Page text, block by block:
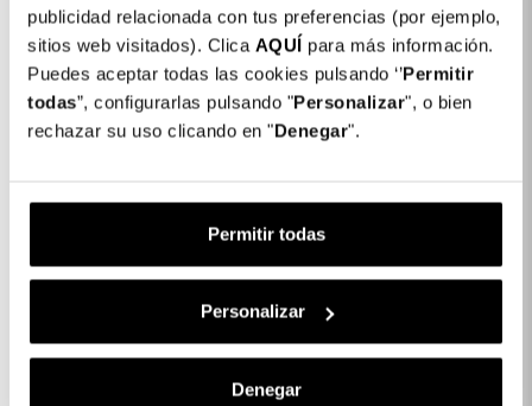
publicidad relacionada con tus preferencias (por ejemplo,
sitios web visitados). Clica AQUÍ para más información.
Puedes aceptar todas las cookies pulsando ‘’Permitir
todas”, configurarlas pulsando "Personalizar", o bien
rechazar su uso clicando en "Denegar".
Permitir todas
Personalizar
Denegar
Colore: Trasparente
COLORES DISPONIBLES
Trasparente
CARATTERISTICHE DEL PRODOTTO